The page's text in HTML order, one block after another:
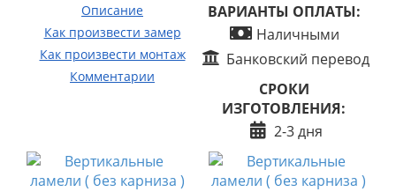
Описание
Как произвести замер
Как произвести монтаж
Комментарии
ВАРИАНТЫ ОПЛАТЫ:
Наличными
Банковский перевод
СРОКИ
ИЗГОТОВЛЕНИЯ:
2-3 дня